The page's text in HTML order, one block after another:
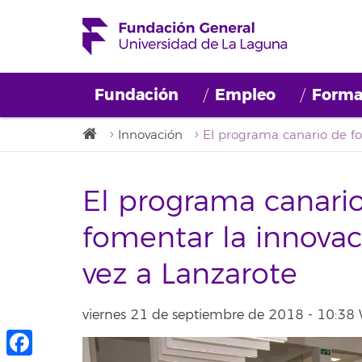
Fundación Empleo
Innovación
El programa
fomentar la
vez a Lanzarote
viernes 21 de septiembre de 2018 - 10:38